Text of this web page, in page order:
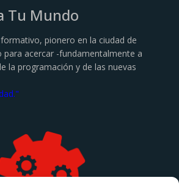
Tu Mundo
pionero en la ciudad de
para acercar -fundamentalmente a
la programación y de las nuevas